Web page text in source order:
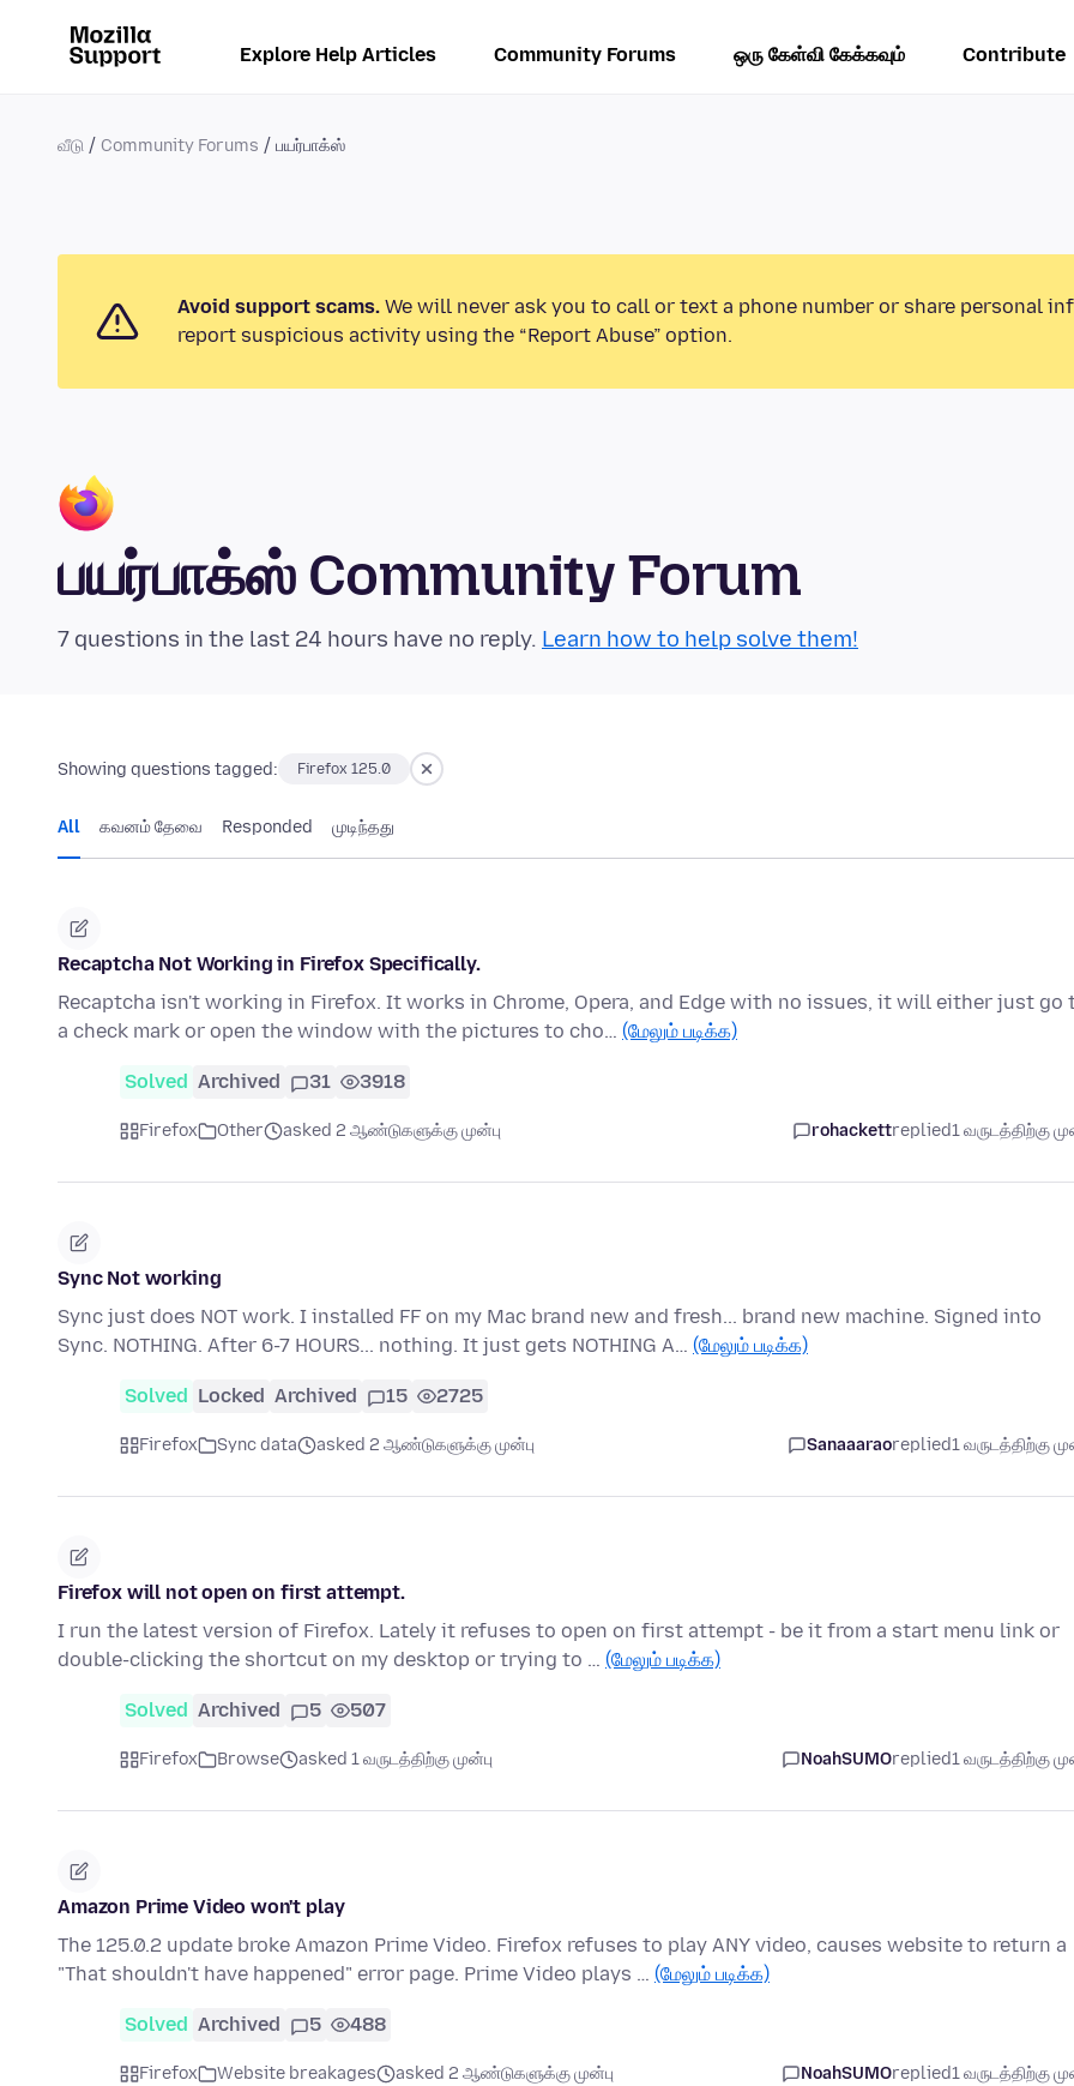
Explore Help Articles Community Forums ஒரு கேள்வி கேக்கவும் Contribute
வீடு Community Forums பயர்பாக்ஸ்
Avoid support scams. We will never ask you to call or text a phone number or share personal
report suspicious activity using the “Report Abuse” option.
பயர்பாக்ஸ் Community Forum
7 questions in the last 24 hours have no reply. Learn how to help solve them!
Showing questions tagged: Firefox 125.0
All கவனம் தேவை Responded முடிந்தது
Recaptcha Not Working in Firefox Specifically.
Recaptcha isn't working in Firefox. It works in Chrome, Opera, and Edge with no issues, it will either just go
a check mark or open the window with the pictures to cho… (மேலும் படிக்க)
Solved Archived 31 3918
Firefox Other asked 2 ஆண்டுகளுக்கு முன்பு rohackettreplied1 வருடத்திற்கு
Sync Not working
Sync just does NOT work. I installed FF on my Mac brand new and fresh... brand new machine. Signed into
Sync. NOTHING. After 6-7 HOURS... nothing. It just gets NOTHING A… (மேலும் படிக்க)
Solved Locked Archived 15 2725
Firefox Sync data asked 2 ஆண்டுகளுக்கு முன்பு Sanaaaraoreplied1 வருடத்திற்கு
Firefox will not open on first attempt.
I run the latest version of Firefox. Lately it refuses to open on first attempt - be it from a start menu link or
double-clicking the shortcut on my desktop or trying to … (மேலும் படிக்க)
Solved Archived 5 507
Firefox Browse asked 1 வருடத்திற்கு முன்பு NoahSUMOreplied1 வருடத்திற்கு
Amazon Prime Video won't play
The 125.0.2 update broke Amazon Prime Video. Firefox refuses to play ANY video, causes website to return a
"That shouldn't have happened" error page. Prime Video plays … (மேலும் படிக்க)
Solved Archived 5 488
Firefox Website breakages asked 2 ஆண்டுகளுக்கு முன்பு NoahSUMOreplied1 வருடத்திற்கு